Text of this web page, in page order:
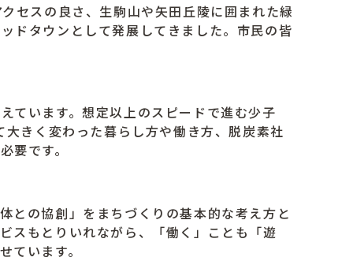
スの良さ、生駒山や矢田丘陵に囲まれた緑
ドタウンとして発展してきました。市民の皆
います。想定以上のスピードで進む少子
きく変わった暮らし方や働き方、脱炭素社
要です。
の協創」をまちづくりの基本的な考え方と
スもとりいれながら、「働く」ことも「遊
ています。